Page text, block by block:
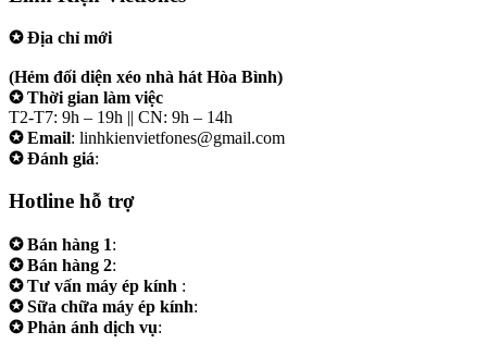
✪ Địa chỉ mới
(Hẻm đối diện xéo nhà hát Hòa Bình)
✪ Thời gian làm việc
T2-T7: 9h – 19h || CN: 9h – 14h
✪ Email: linhkienvietfones@gmail.com
✪ Đánh giá:
Hotline hỗ trợ
✪ Bán hàng 1:
✪ Bán hàng 2:
✪ Tư vấn máy ép kính :
✪ Sữa chữa máy ép kính:
✪ Phản ánh dịch vụ: